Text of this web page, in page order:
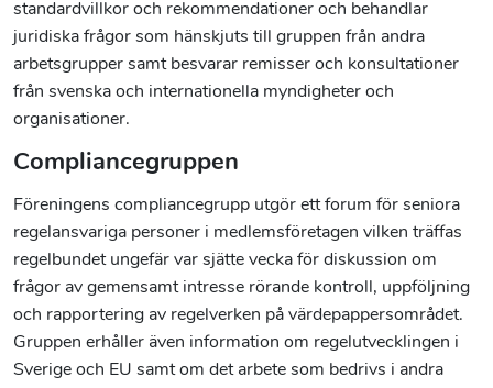
standardvillkor och rekommendationer och behandlar
juridiska frågor som hänskjuts till gruppen från andra
arbetsgrupper samt besvarar remisser och konsultationer
från svenska och internationella myndigheter och
organisationer.
Compliancegruppen
Föreningens compliancegrupp utgör ett forum för seniora
regelansvariga personer i medlemsföretagen vilken träffas
regelbundet ungefär var sjätte vecka för diskussion om
frågor av gemensamt intresse rörande kontroll, uppföljning
och rapportering av regelverken på värdepappersområdet.
Gruppen erhåller även information om regelutvecklingen i
Sverige och EU samt om det arbete som bedrivs i andra